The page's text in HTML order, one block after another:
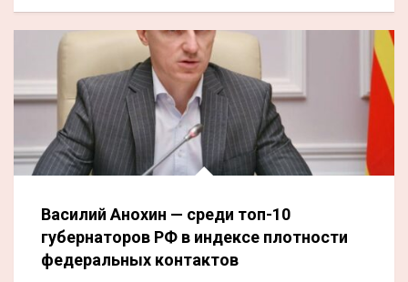
Василий Анохин — среди топ-10
губернаторов РФ в индексе плотности
федеральных контактов